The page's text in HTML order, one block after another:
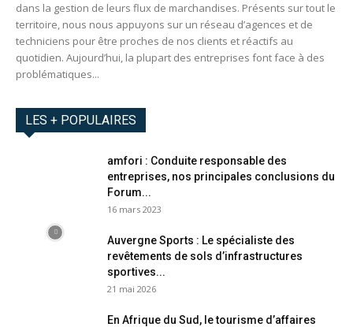
dans la gestion de leurs flux de marchandises. Présents sur tout le
territoire, nous nous appuyons sur un réseau d’agences et de
techniciens pour être proches de nos clients et réactifs au
quotidien. Aujourd’hui, la plupart des entreprises font face à des
problématiques...
LES + POPULAIRES
amfori : Conduite responsable des
entreprises, nos principales conclusions du
Forum...
16 mars 2023
Auvergne Sports : Le spécialiste des
revêtements de sols d’infrastructures
sportives...
21 mai 2026
En Afrique du Sud, le tourisme d’affaires